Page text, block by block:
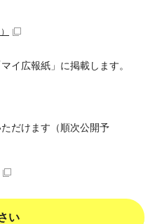
イ広報紙」に掲載します。
だけます（順次公開予
い